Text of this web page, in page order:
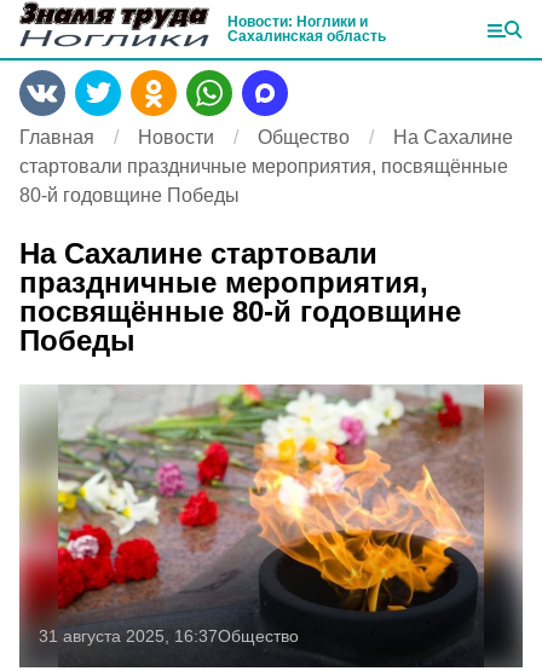
Новости: Ноглики и
Сахалинская область
Главная Новости Общество
На Сахалине
стартовали праздничные мероприятия, посвящённые
80-й годовщине Победы
На Сахалине стартовали
праздничные мероприятия,
посвящённые 80-й годовщине
Победы
31 августа 2025, 16:37Общество